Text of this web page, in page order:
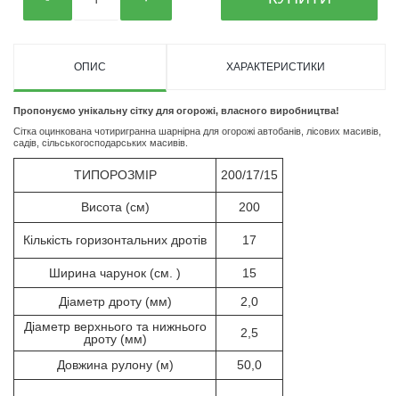
ОПИС ХАРАКТЕРИСТИКИ
Пропонуємо унікальну сітку для огорожі, власного виробництва!
Сітка оцинкована чотиригранна шарнірна для огорожі автобанів, лісових масивів,
садів, сільськогосподарських масивів.
ТИПОРОЗМІР 200/17/15
Висота (см) 200
Кількість горизонтальних дротів 17
Ширина чарунок (см. )
15
Діаметр дроту (мм)
2,0
Діаметр верхнього та нижнього
дроту (мм)
2,5
Довжина рулону (м) 50,0